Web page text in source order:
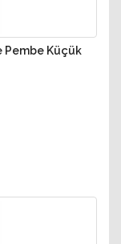
Pembe Küçük